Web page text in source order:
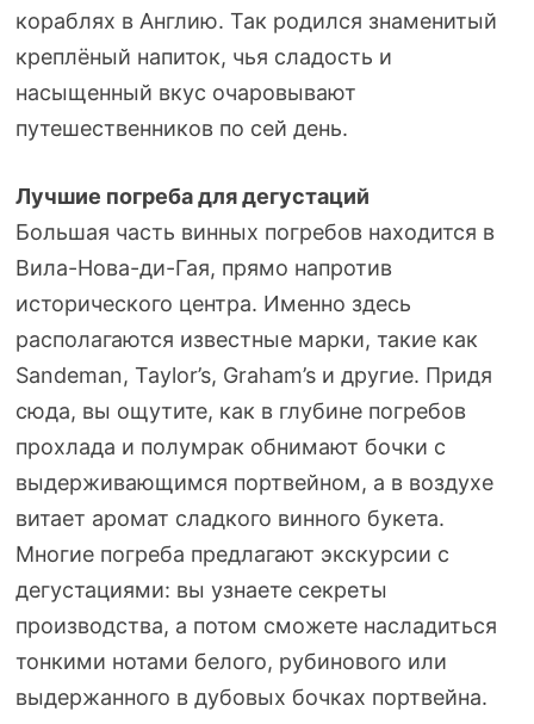
кораблях в Англию. Так родился знаменитый
креплёный напиток, чья сладость и
насыщенный вкус очаровывают
путешественников по сей день.
Лучшие погреба для дегустаций
Большая часть винных погребов находится в
Вила-Нова-ди-Гая, прямо напротив
исторического центра. Именно здесь
располагаются известные марки, такие как
Sandeman, Taylor’s, Graham’s и другие. Придя
сюда, вы ощутите, как в глубине погребов
прохлада и полумрак обнимают бочки с
выдерживающимся портвейном, а в воздухе
витает аромат сладкого винного букета.
Многие погреба предлагают экскурсии с
дегустациями: вы узнаете секреты
производства, а потом сможете насладиться
тонкими нотами белого, рубинового или
выдержанного в дубовых бочках портвейна.